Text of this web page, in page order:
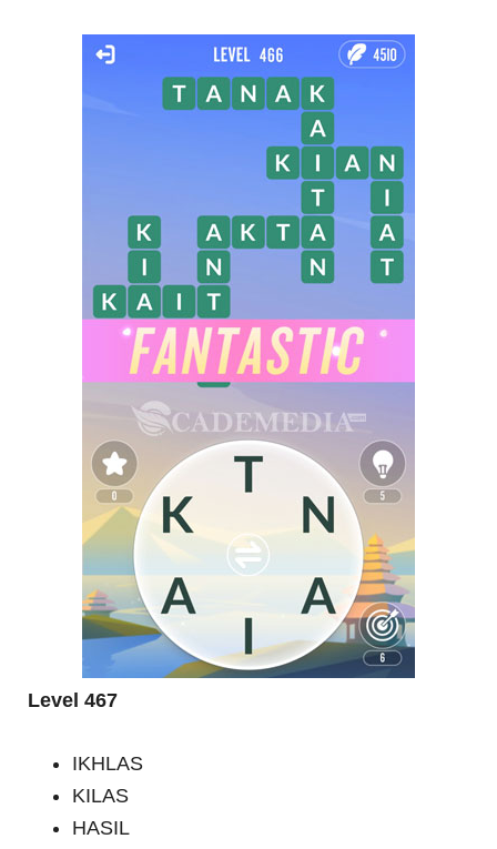
Level 467
IKHLAS
KILAS
HASIL